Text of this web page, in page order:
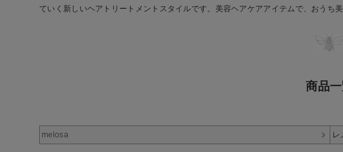
ていく新しいヘアトリートメントスタイルです。美容ヘアケアアイテムで、おうち
商品
melosa レ